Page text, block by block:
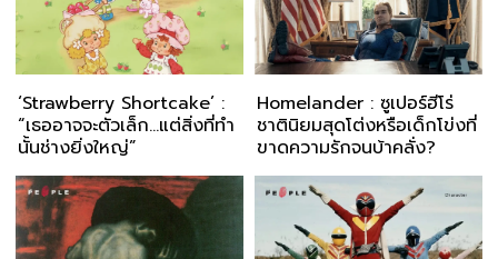
‘Strawberry Shortcake’ :
“เธออาจจะตัวเล็ก...แต่สิ่งที่ทำ
นั้นช่างยิ่งใหญ่”
Homelander : ซูเปอร์ฮีโร่
ชาตินิยมสุดโต่งหรือเด็กโข่งที่
ขาดความรักจนบ้าคลั่ง?